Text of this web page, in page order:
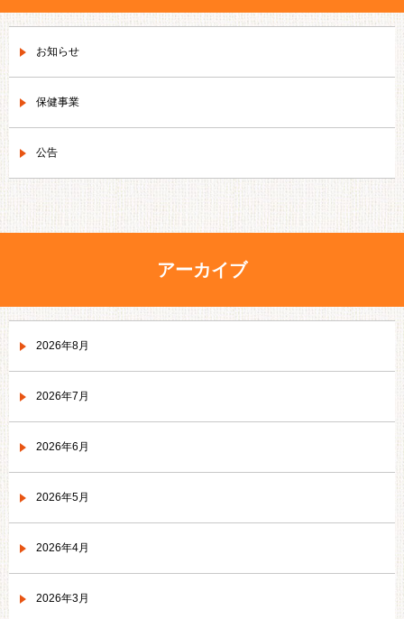
お知らせ
保健事業
公告
アーカイブ
2026年8月
2026年7月
2026年6月
2026年5月
2026年4月
2026年3月